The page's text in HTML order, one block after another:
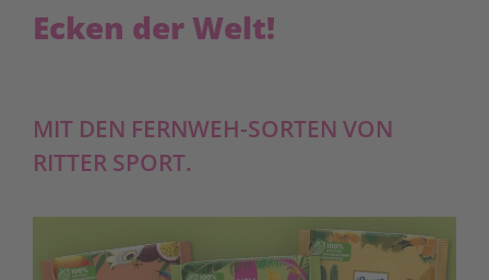
Ecken der Welt!
MIT DEN FERNWEH-SORTEN VON
RITTER SPORT.